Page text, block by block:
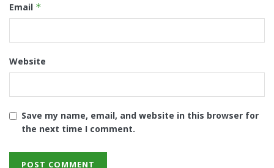
Email *
Website
Save my name, email, and website in this browser for
the next time I comment.